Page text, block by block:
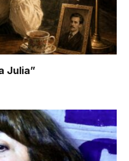
Julia”